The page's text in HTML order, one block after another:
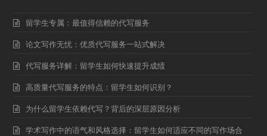
留学生专属：最值得信赖的代写服务
论文写作无忧：优质代写服务一站式解决
代写服务详解：留学生如何快速提升成绩
高质量代写服务的特点：留学生如何识别？
为什么留学生依赖代写？背后的深层原因分析
学术写作中的语气和风格选择：留学生如何适应不同的写作场合